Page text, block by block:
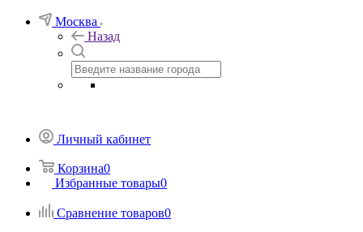
Москва
Назад
Личный кабинет
Корзина0
Избранные товары0
Сравнение товаров0